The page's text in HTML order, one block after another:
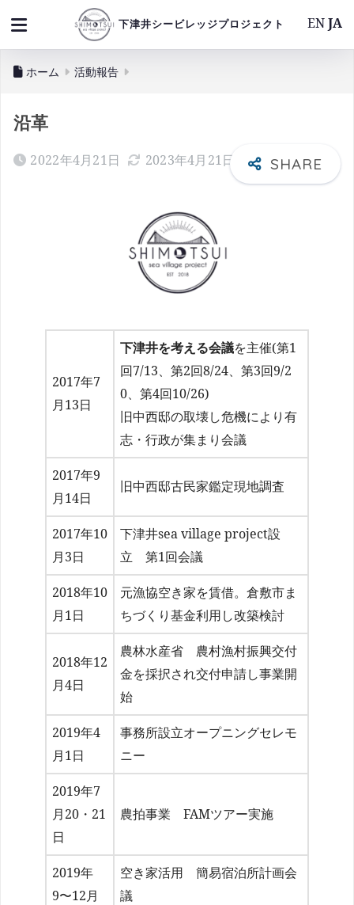
下津井シービレッジプロジェクト
ホーム 活動報告
沿革
2022年4月21日 2023年4月21日
2017年7
月13日
下津井を考える会議を主催(第1
回7/13、第2回8/24、第3回9/2
0、第4回10/26)
旧中西邸の取壊し危機により有
志・行政が集まり会議
2017年9
月14日
旧中西邸古民家鑑定現地調査
2017年10
月3日
下津井sea village project設
立 第1回会議
2018年10
月1日
元漁協空き家を賃借。倉敷市ま
ちづくり基金利用し改築検討
2018年12
月4日
農林水産省 農村漁村振興交付
金を採択され交付申請し事業開
始
2019年4
月1日
事務所設立オープニングセレモ
ニー
2019年7
月20・21
日
農拍事業 FAMツアー実施
2019年
9〜12月
空き家活用 簡易宿泊所計画会
議
ENJA